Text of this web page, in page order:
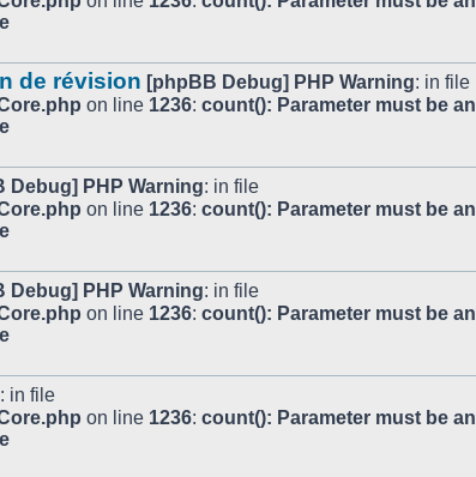
de révision [phpBB Debug] PHP Warning: in file
on line 1236: count(): Parameter must be an
Debug] PHP Warning: in file
on line 1236: count(): Parameter must be an
Debug] PHP Warning: in file
on line 1236: count(): Parameter must be an
: in file
on line 1236: count(): Parameter must be an